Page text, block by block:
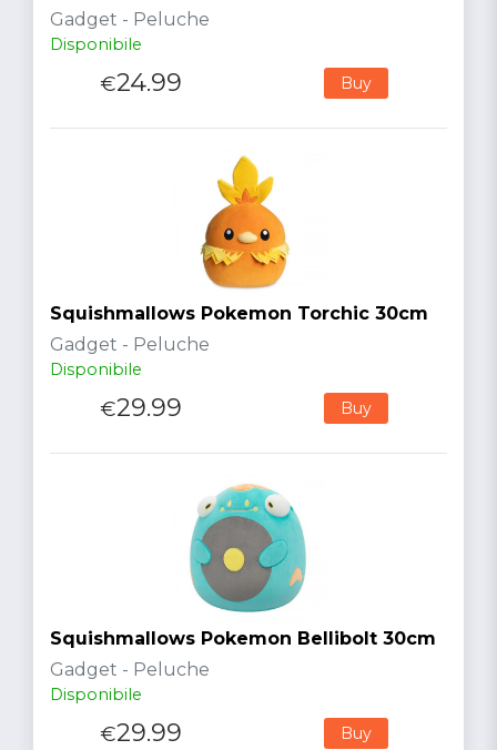
Gadget - Peluche
Disponibile
€24.99 Buy
Squishmallows Pokemon Torchic 30cm
Gadget - Peluche
Disponibile
€29.99 Buy
Squishmallows Pokemon Bellibolt 30cm
Gadget - Peluche
Disponibile
€29.99 Buy